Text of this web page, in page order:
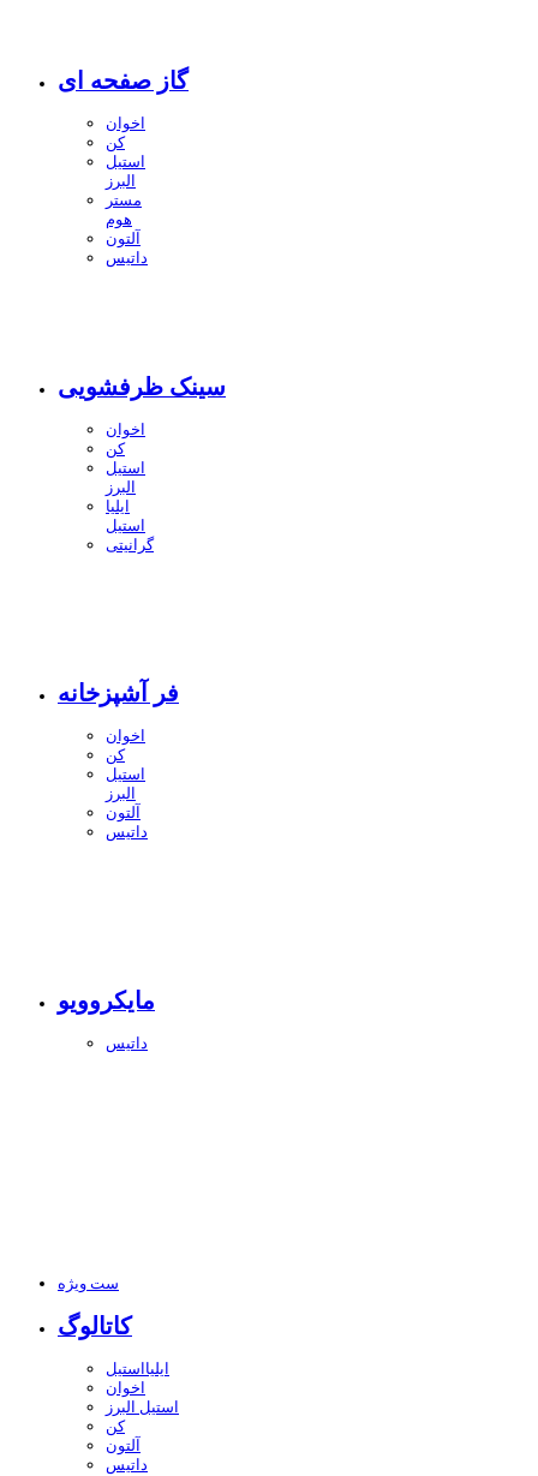
گاز صفحه ای
اخوان
کن
استیل
البرز
مستر
هوم
آلتون
داتیس
سینک ظرفشویی
اخوان
کن
استیل
البرز
ایلیا
استیل
گرانیتی
فر آشپزخانه
اخوان
کن
استیل
البرز
آلتون
داتیس
مایکروویو
داتیس
ست ویژه
کاتالوگ
ایلیااستیل
اخوان
استیل البرز
کن
آلتون
داتیس